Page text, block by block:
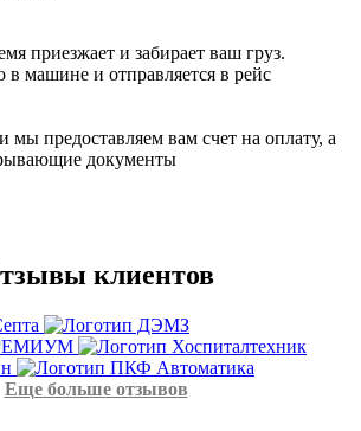
приезжает и забирает ваш груз.
в машине и отправляется в рейс
мы предоставляем вам счет на оплату, а
документы
клиентов
Еще больше отзывов